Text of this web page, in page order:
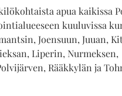
apua kaikissa
kuuluvissa
Joensuun, Juuan,
Liperin, Nurmeksen,
Rääkkylän ja